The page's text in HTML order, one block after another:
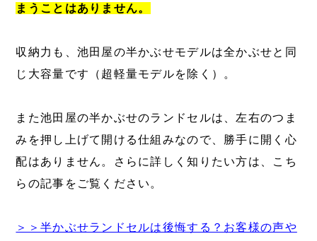
まうことはありません。
収納力も、池田屋の半かぶせモデルは全かぶせと同
じ大容量です（超軽量モデルを除く）。
また池田屋の半かぶせのランドセルは、左右のつま
みを押し上げて開ける仕組みなので、勝手に開く心
配はありません。さらに詳しく知りたい方は、こち
らの記事をご覧ください。
＞＞半かぶせランドセルは後悔する？お客様の声や